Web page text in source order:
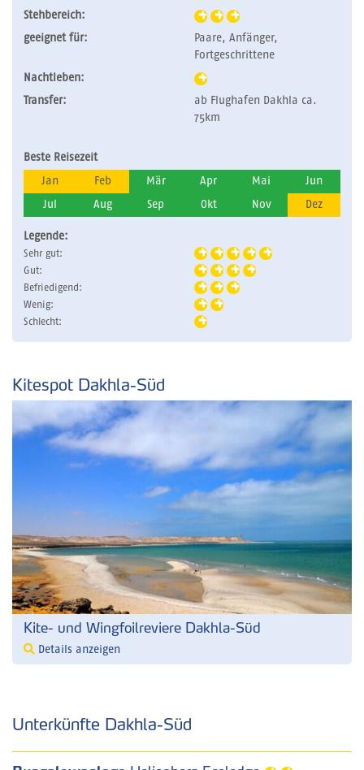
Stehbereich:
geeignet für:
Paare, Anfänger,
Fortgeschrittene
Nachtleben:
Transfer:
ab Flughafen Dakhla ca.
75km
Beste Reisezeit
Jan Feb Mär Apr Mai Jun
Jul Aug Sep Okt Nov Dez
Legende:
Sehr gut:
Gut:
Befriedigend:
Wenig:
Schlecht:
Kitespot Dakhla-Süd
Kite- und Wingfoilreviere Dakhla-Süd
Details anzeigen
Unterkünfte Dakhla-Süd